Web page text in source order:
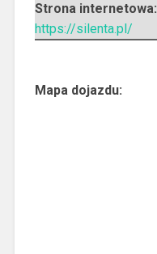
Strona internetowa:
https://silenta.pl/
Mapa dojazdu: